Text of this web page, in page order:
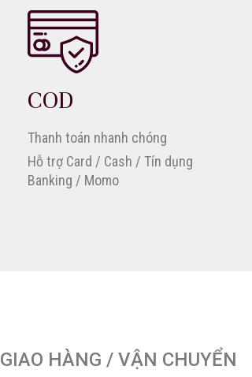
COD
Thanh toán nhanh chóng
Hỗ trợ Card / Cash / Tín dụng
Banking / Momo
GIAO HÀNG / VẬN CHUYỂN